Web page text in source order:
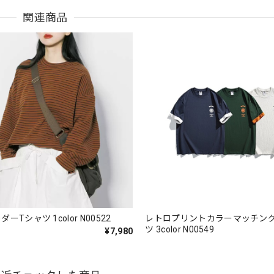
関連商品
ダーTシャツ 1color N00522
¥7,980
レトロプリントカラーマッチン
ツ 3color N00549